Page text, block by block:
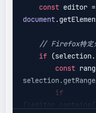
const
document
// Firefox特定
if
const
if